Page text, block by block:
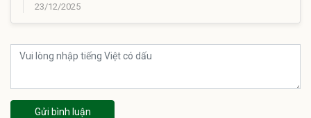
23/12/2025
Gửi bình luận